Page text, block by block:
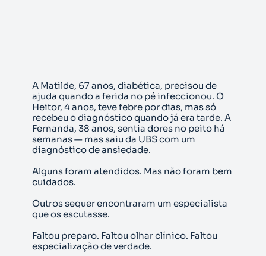
A Matilde, 67 anos, diabética, precisou de
ajuda quando a ferida no pé infeccionou. O
Heitor, 4 anos, teve febre por dias, mas só
recebeu o diagnóstico quando já era tarde. A
Fernanda, 38 anos, sentia dores no peito há
semanas — mas saiu da UBS com um
diagnóstico de ansiedade.
Alguns foram atendidos. Mas não foram bem
cuidados.
Outros sequer encontraram um especialista
que os escutasse.
Faltou preparo. Faltou olhar clínico. Faltou
especialização de verdade.